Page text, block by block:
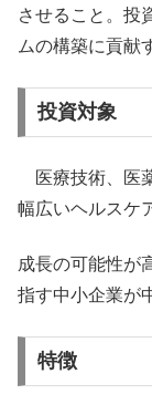
させること。投
ムの構築に貢献
投資対象
医療技術、医
幅広いヘルスケ
成長の可能性が
指す中小企業が
特徴